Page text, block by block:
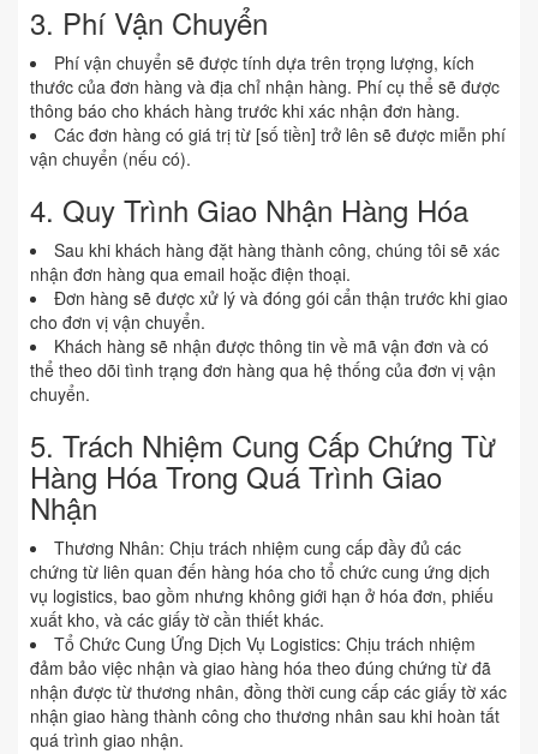
3. Phí Vận Chuyển
Phí vận chuyển sẽ được tính dựa trên trọng lượng, kích
thước của đơn hàng và địa chỉ nhận hàng. Phí cụ thể sẽ được
thông báo cho khách hàng trước khi xác nhận đơn hàng.
Các đơn hàng có giá trị từ [số tiền] trở lên sẽ được miễn phí
vận chuyển (nếu có).
4. Quy Trình Giao Nhận Hàng Hóa
Sau khi khách hàng đặt hàng thành công, chúng tôi sẽ xác
nhận đơn hàng qua email hoặc điện thoại.
Đơn hàng sẽ được xử lý và đóng gói cẩn thận trước khi giao
cho đơn vị vận chuyển.
Khách hàng sẽ nhận được thông tin về mã vận đơn và có
thể theo dõi tình trạng đơn hàng qua hệ thống của đơn vị vận
chuyển.
5. Trách Nhiệm Cung Cấp Chứng Từ
Hàng Hóa Trong Quá Trình Giao
Nhận
Thương Nhân: Chịu trách nhiệm cung cấp đầy đủ các
chứng từ liên quan đến hàng hóa cho tổ chức cung ứng dịch
vụ logistics, bao gồm nhưng không giới hạn ở hóa đơn, phiếu
xuất kho, và các giấy tờ cần thiết khác.
Tổ Chức Cung Ứng Dịch Vụ Logistics: Chịu trách nhiệm
đảm bảo việc nhận và giao hàng hóa theo đúng chứng từ đã
nhận được từ thương nhân, đồng thời cung cấp các giấy tờ xác
nhận giao hàng thành công cho thương nhân sau khi hoàn tất
quá trình giao nhận.